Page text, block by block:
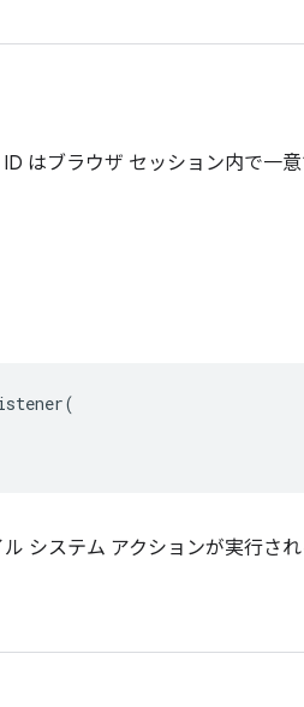
はブラウザ セッション内で一意
(
システム アクションが実行され